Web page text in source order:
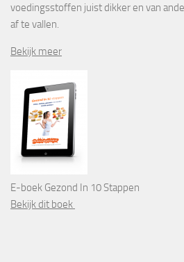
voedingsstoffen juist dikker en van
af te vallen.
Bekijk meer
E-boek Gezond In 10 Stappen
Bekijk dit boek